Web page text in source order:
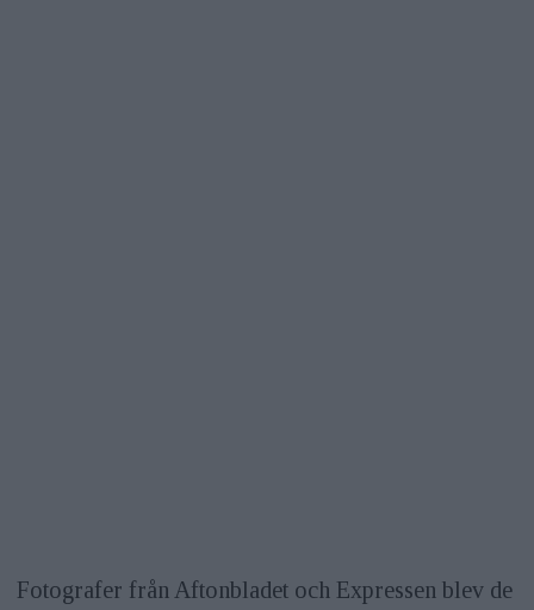
Fotografer från Aftonbladet och Expressen blev de